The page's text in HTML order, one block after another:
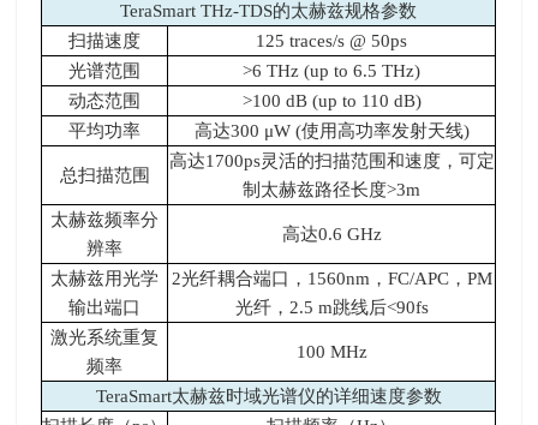
TeraSmart THz-TDS的太赫兹规格参数
扫描速度
125 traces/s @ 50ps
光谱范围
>6 THz (up to 6.5 THz)
动态范围
>100 dB (up to 110 dB)
平均功率
高达300 μW (使用高功率发射天线)
总扫描范围
高达1700ps灵活的扫描范围和速度，可定
制太赫兹路径长度>3m
太赫兹频率分
辨率
高达0.6 GHz
太赫兹用光学
输出端口
2光纤耦合端口，1560nm，FC/APC，PM
光纤，2.5 m跳线后<90fs
激光系统重复
频率
100 MHz
TeraSmart太赫兹时域光谱仪的详细速度参数